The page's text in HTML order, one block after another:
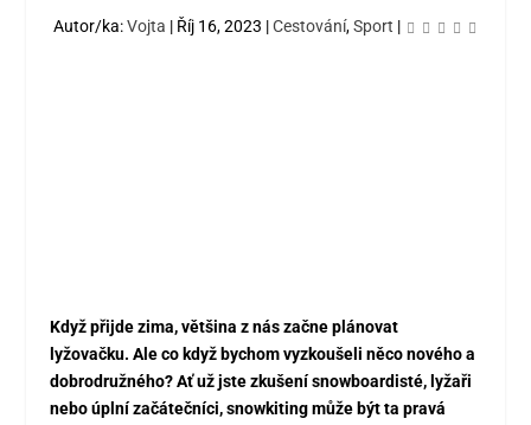
Autor/ka:Vojta | Říj 16, 2023 |Cestování,Sport |
Když přijde zima, většina z nás začne plánovat
lyžovačku. Ale co když bychom vyzkoušeli něco nového a
dobrodružného? Ať už jste zkušení snowboardisté, lyžaři
nebo úplní začátečníci, snowkiting může být ta pravá